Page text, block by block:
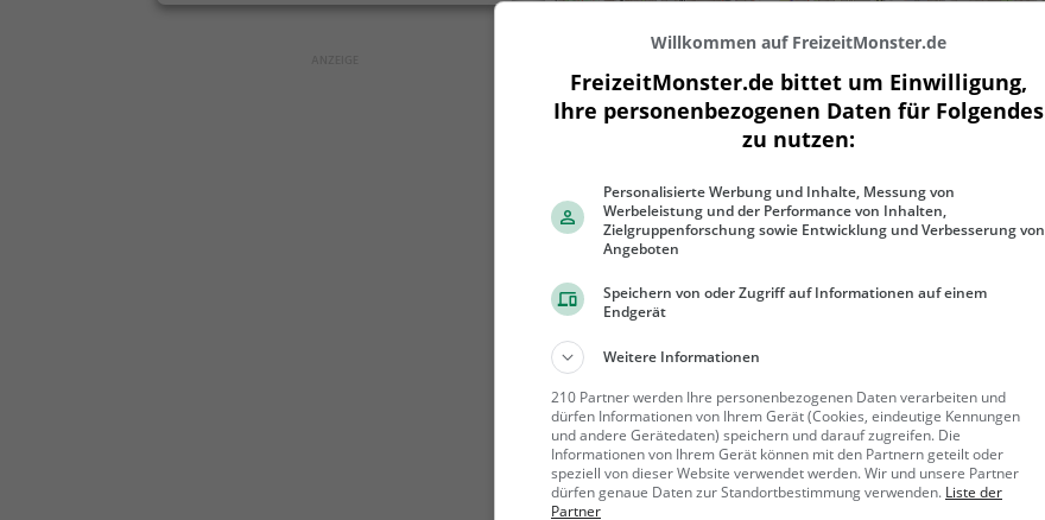
300 m
1000 ft
Ähnliche Aktivitäten wie
Palais Hardegg
Palast in Wien
Willkommen auf FreizeitMonster.de
FreizeitMonster.de bittet um Einwilligung,
Ihre personenbezogenen Daten für Folgendes
zu nutzen:
Personalisierte Werbung und Inhalte, Messung von
Werbeleistung und der Performance von Inhalten,
Zielgruppenforschung sowie Entwicklung und Verbesserung von
Angeboten
Speichern von oder Zugriff auf Informationen auf einem
Endgerät
Weitere Informationen
210 Partner werden Ihre personenbezogenen Daten verarbeiten und
dürfen Informationen von Ihrem Gerät (Cookies, eindeutige Kennungen
und andere Gerätedaten) speichern und darauf zugreifen. Die
Informationen von Ihrem Gerät können mit den Partnern geteilt oder
speziell von dieser Website verwendet werden. Wir und unsere Partner
dürfen genaue Daten zur Standortbestimmung verwenden. Liste der
Partner